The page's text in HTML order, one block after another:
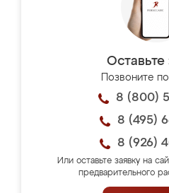
Оставьте
Позвоните
8 (800)
8 (495)
8 (926)
Или оставьте заявку на
предварительного